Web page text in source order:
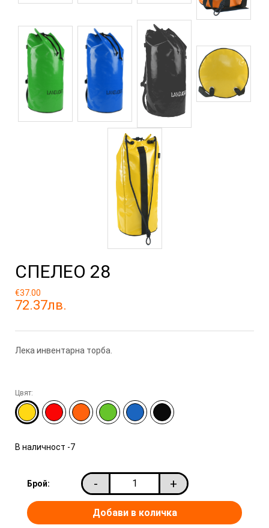
СПЕЛЕО 28
€37.00
72.37лв.
Лека инвентарна торба.
Цвят:
В наличност -7
Брой: - +